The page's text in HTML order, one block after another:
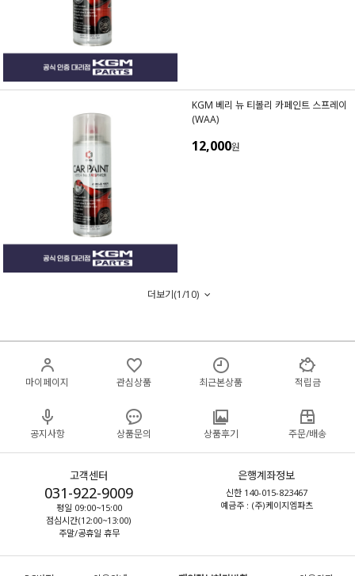
KGM 베리 뉴 티볼리 카페인트 스프레이
(WAA)
12,000원
더보기(1/10)
마이페이지 관심상품 최근본상품 적립금
공지사항 상품문의 상품후기 주문/배송
고객센터
031-922-9009
평일 09:00~15:00
점심시간(12:00~13:00)
주말/공휴일 휴무
은행계좌정보
신한 140-015-823467
예금주 : (주)케이지엠파츠